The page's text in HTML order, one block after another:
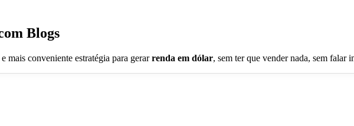
Blogs
mais conveniente estratégia para gerarrenda em dólar, sem ter que vender nada, sem falar